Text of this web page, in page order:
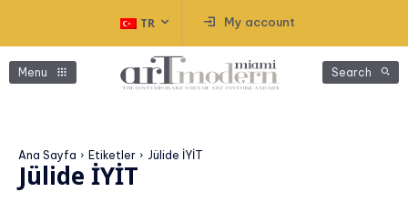
TR My account
Menu Search
Ana Sayfa Etiketler Jülide İYİT
Jülide İYİT